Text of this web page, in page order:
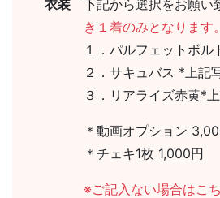
衣装 下記から選択をお願い
き１着のみとなります。
１．パルフェットボル
２．サキュバス *上記
３．リアライズ赤黄*
＊動画オプション
＊チェキ1枚 1,000円
※ご記入ない場合はこ